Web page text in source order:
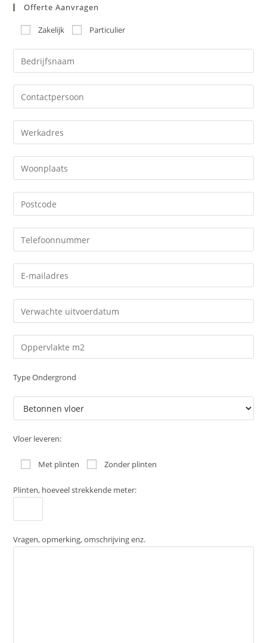
Berging
Arnhem
Offerte Aanvragen
Zakelijk Particulier
Type Ondergrond
Vloer leveren:
Met plinten Zonder plinten
Plinten, hoeveel strekkende meter:
Vragen, opmerking, omschrijving enz.